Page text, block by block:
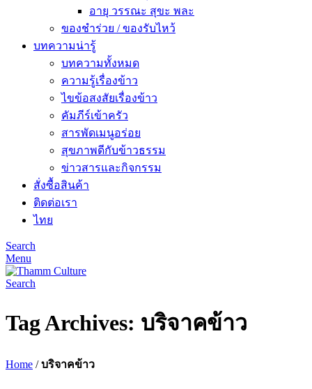
อายุ วรรณะ สุขะ พละ
ของชำร่วย / ของรับไหว้
บทความน่ารู้
บทความทั้งหมด
ความรู้เรื่องข้าว
ไขข้อสงสัยเรื่องข้าว
คัมภีร์เข้าครัว
สารพัดเมนูอร่อย
สุขภาพดีกับข้าวธรรม
ข่าวสารและกิจกรรม
สั่งซื้อสินค้า
ติดต่อเรา
ไทย
Search
Menu
Search
Tag Archives: บริจาคข้าว
Home /บริจาคข้าว